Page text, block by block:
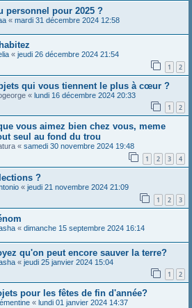
personnel pour 2025 ?
« mardi 31 décembre 2024 12:58
« jeudi 26 décembre 2024 21:54
1 2
qui vous tiennent le plus à cœur ?
« lundi 16 décembre 2024 20:33
1 2
vous aimez bien chez vous, meme
seul au fond du trou
« samedi 30 novembre 2024 19:48
1 2 3 4
?
« jeudi 21 novembre 2024 21:09
1 2 3
« dimanche 15 septembre 2024 16:14
qu'on peut encore sauver la terre?
« jeudi 25 janvier 2024 15:04
1 2
pour les fêtes de fin d'année?
« lundi 01 janvier 2024 14:37